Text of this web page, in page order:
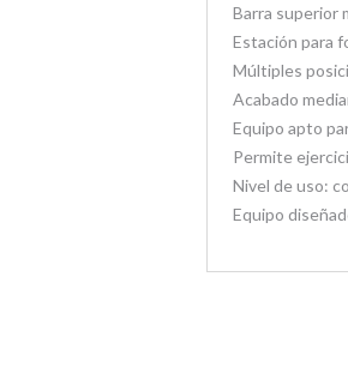
Barra superior
Estación para
Múltiples
Acabado
Equipo apto
Permite
Nivel de uso:
Equipo